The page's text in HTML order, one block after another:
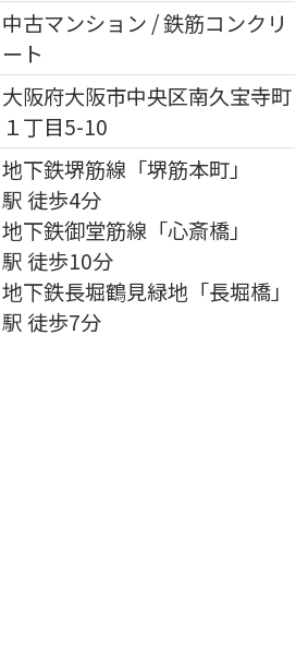
中古マンション / 鉄筋コンクリ
ート
大阪府大阪市中央区南久宝寺町
１丁目5-10
地下鉄堺筋線「堺筋本町」
駅 徒歩4分
地下鉄御堂筋線「心斎橋」
駅 徒歩10分
地下鉄長堀鶴見緑地 「長堀橋」
駅 徒歩7分